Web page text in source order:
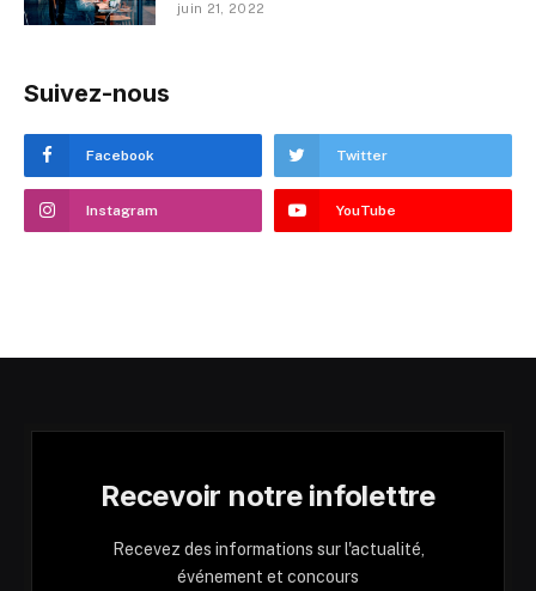
juin 21, 2022
Suivez-nous
Facebook Twitter
Instagram YouTube
Recevoir notre infolettre
Recevez des informations sur l'actualité,
événement et concours